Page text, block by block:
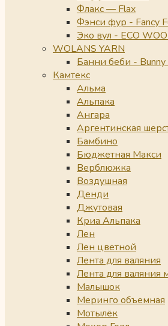
Флакс — Flax
Фэнси фур - Fancy
Эко вул - ECO
WOLANS YARN
Банни беби - Bunny
Камтекс
Альма
Альпака
Ангара
Аргентинская
Бамбино
Бюджетная Макси
Верблюжка
Воздушная
Денди
Джутовая
Криа Альпака
Лен
Лен цветной
Лента для валяния
Лента для валяния
Малышок
Меринго объемная
Мотылёк